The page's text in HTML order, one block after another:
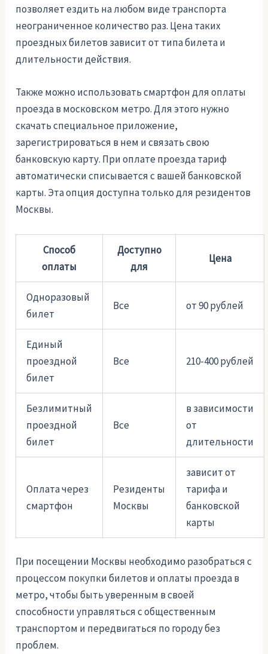
позволяет ездить на любом виде транспорта
неограниченное количество раз. Цена таких
проездных билетов зависит от типа билета и
длительности действия.
Также можно использовать смартфон для оплаты
проезда в московском метро. Для этого нужно
скачать специальное приложение,
зарегистрироваться в нем и связать свою
банковскую карту. При оплате проезда тариф
автоматически списывается с вашей банковской
карты. Эта опция доступна только для резидентов
Москвы.
Способ
оплаты
Доступно
для
Цена
Одноразовый
билет
Все от 90 рублей
Единый
проездной
билет
Все 210-400 рублей
Безлимитный
проездной
билет
Все
в зависимости
от
длительности
Оплата через
смартфон
Резиденты
Москвы
зависит от
тарифа и
банковской
карты
При посещении Москвы необходимо разобраться с
процессом покупки билетов и оплаты проезда в
метро, чтобы быть уверенным в своей
способности управляться с общественным
транспортом и передвигаться по городу без
проблем.